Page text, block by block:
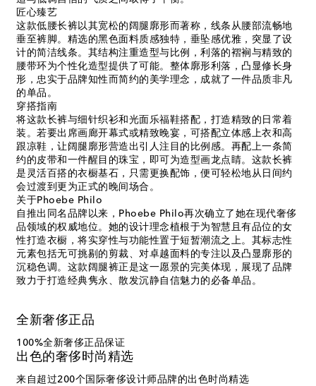
匠心臻艺
这款低腰长裤以其宽松的阔腿廓形而著称，线条从腰部流畅地
垂至裤脚。精选的黑色面料质感独特，垂坠感优雅，突显了设
计的简洁线条。其结构注重造型与比例，利落的褶裥与精致的
腰带环为个性化造型提供了可能。整体廓形利落，凸显修长身
形，忠实于品牌知性而简约的美学理念，成就了一件品质非凡
的单品。
穿搭指南
将这款长裤与细针织衫和光面乐福鞋搭配，打造精致的日常着
装。若要出席画廊开幕式或精致晚宴，可搭配立体感上衣和高
跟凉鞋，让阔腿廓形营造出引人注目的比例感。再配上一条简
约的皮带和一件醒目的珠宝，即可为造型画龙点睛。这款长裤
是灵活百搭的衣橱基石，只需更换配饰，便可轻松地从日间约
会过渡到更为正式的晚间场合。
关于Phoebe Philo
自推出同名品牌以来，Phoebe Philo再次确立了她在现代奢侈
品领域的权威地位。她的设计理念植根于为智慧且有品位的女
性打造衣橱，将实穿性与功能性置于短暂潮流之上。其标志性
元素包括无可挑剔的剪裁、对卓越面料的专注以及凸显廓形的
沉稳色调。这款阔腿裤正是这一愿景的完美体现，展现了品牌
致力于打造经典隽永、散发沉静自信魅力的必备单品。
全新奢侈正品
100%全新奢侈正品保证
出色的奢侈时尚精选
来自超过200个国际奢侈设计师品牌的出色时尚精选